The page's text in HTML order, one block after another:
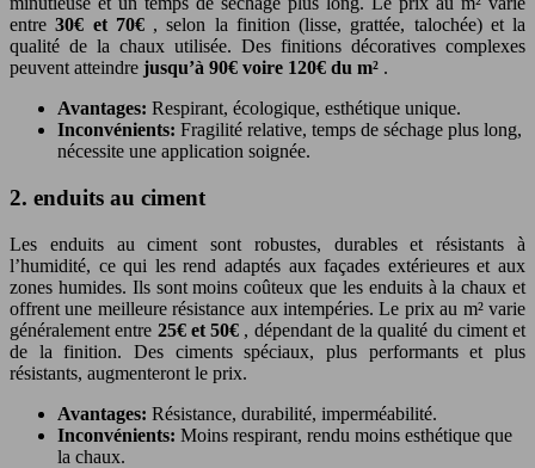
entre30€ et 70€ , selon la finition (lisse, grattée, talochée) et la
qualité de la chaux utilisée. Des finitions décoratives complexes
peuvent atteindre jusqu’à 90€ voire 120€ du m² .
Avantages: Respirant, écologique, esthétique unique.
Inconvénients: Fragilité relative, temps de séchage plus long,
nécessite une application soignée.
2. enduits au ciment
Les enduits au ciment sont robustes, durables et résistants à
l’humidité, ce qui les rend adaptés aux façades extérieures et aux
zones humides. Ils sont moins coûteux que les enduits à la chaux et
offrent une meilleure résistance aux intempéries. Le prix au m² varie
généralement entre 25€ et 50€ , dépendant de la qualité du ciment et
de la finition. Des ciments spéciaux, plus performants et plus
résistants, augmenteront le prix.
Avantages: Résistance, durabilité, imperméabilité.
Inconvénients: Moins respirant, rendu moins esthétique que
la chaux.